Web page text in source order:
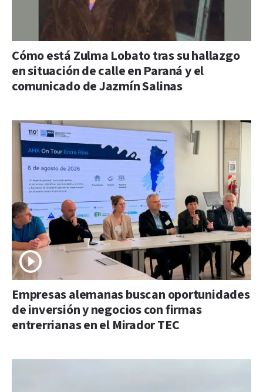
Cómo está Zulma Lobato tras su hallazgo
en situación de calle en Paraná y el
comunicado de Jazmín Salinas
Empresas alemanas buscan oportunidades
de inversión y negocios con firmas
entrerrianas en el Mirador TEC